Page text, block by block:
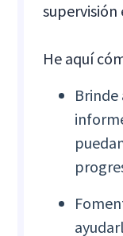
He aquí
Brinde